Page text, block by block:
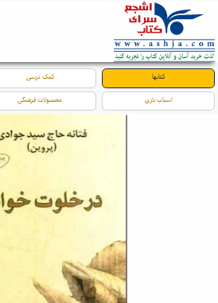
کتابها کمک درسی
اسباب بازی محصولات فرهنگی